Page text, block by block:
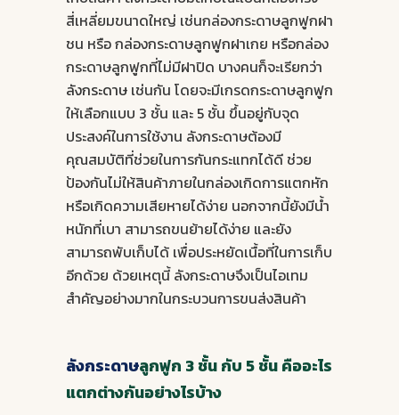
สี่เหลี่ยมขนาดใหญ่ เช่นกล่องกระดาษลูกฟูกฝา
ชน หรือ กล่องกระดาษลูกฟูกฝาเกย หรือกล่อง
กระดาษลูกฟูกที่ไม่มีฝาปิด บางคนก็จะเรียกว่า
ลังกระดาษ เช่นกัน โดยจะมีเกรดกระดาษลูกฟูก
ให้เลือกแบบ 3 ชั้น และ 5 ชั้น ขึ้นอยู่กับจุด
ประสงค์ในการใช้งาน ลังกระดาษต้องมี
คุณสมบัติที่ช่วยในการกันกระแทกได้ดี ช่วย
ป้องกันไม่ให้สินค้าภายในกล่องเกิดการแตกหัก
หรือเกิดความเสียหายได้ง่าย นอกจากนี้ยังมีน้ำ
หนักที่เบา สามารถขนย้ายได้ง่าย และยัง
สามารถพับเก็บได้ เพื่อประหยัดเนื้อที่ในการเก็บ
อีกด้วย ด้วยเหตุนี้ ลังกระดาษจึงเป็นไอเทม
สำคัญอย่างมากในกระบวนการขนส่งสินค้า
ลังกระดาษลูกฟูก 3 ชั้น กับ 5 ชั้น คืออะไร
แตกต่างกันอย่างไรบ้าง